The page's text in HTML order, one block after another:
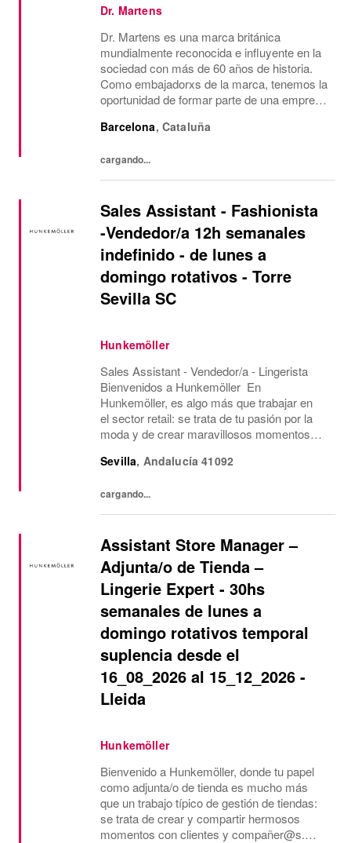
Dr. Martens
Dr. Martens es una marca británica
mundialmente reconocida e influyente en la
sociedad con más de 60 años de historia.
Como embajadorxs de la marca, tenemos la
oportunidad de formar parte de una empresa
personas muy diverso donde cada unx
Barcelona, Cataluña
cargando...
Sales Assistant - Fashionista
-Vendedor/a 12h semanales
indefinido - de lunes a
domingo rotativos - Torre
Sevilla SC
Hunkemöller
Sales Assistant - Vendedor/a - Lingerista
Bienvenidos a Hunkemöller En
Hunkemöller, es algo más que trabajar en
el sector retail: se trata de tu pasión por la
moda y de crear maravillosos momentos
Juntos creamos un entorno de trabajo
Sevilla, Andalucía 41092
cargando...
Assistant Store Manager –
Adjunta/o de Tienda –
Lingerie Expert - 30hs
semanales de lunes a
domingo rotativos temporal
suplencia desde el
16_08_2026 al 15_12_2026 -
Lleida
Hunkemöller
Bienvenido a Hunkemöller, donde tu papel
como adjunta/o de tienda es mucho más
que un trabajo típico de gestión de tiendas:
se trata de crear y compartir hermosos
momentos con clientes y compañer@s.